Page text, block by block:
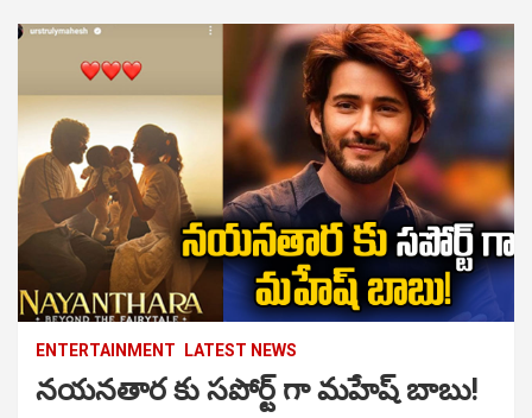
ENTERTAINMENT LATEST NEWS
నయనతార కు సపోర్ట్ గా మహేష్ బాబు!